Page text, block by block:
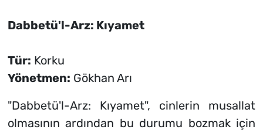
Dabbetü'l-Arz: Kıyamet
Tür: Korku
Yönetmen: Gökhan Arı
"Dabbetü'l-Arz: Kıyamet", cinlerin musallat
olmasının ardından bu durumu bozmak için